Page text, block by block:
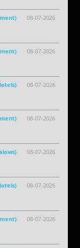
08-07-2026
08-07-2026
08-07-2026
08-07-2026
08-07-2026
08-07-2026
08-07-2026